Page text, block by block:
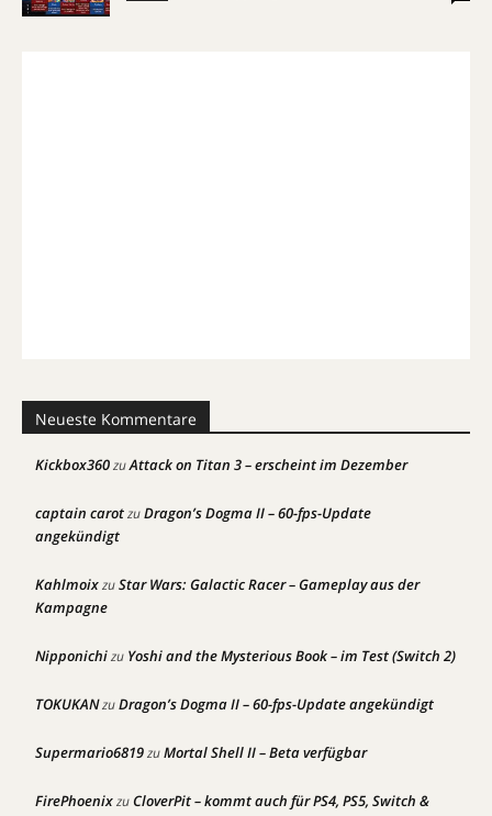
Neueste Kommentare
Kickbox360zuAttack on Titan 3 – erscheint im Dezember
captain carotzuDragon’s Dogma II – 60-fps-Update
angekündigt
KahlmoixzuStar Wars: Galactic Racer – Gameplay aus der
Kampagne
Nipponichizu Yoshi and the Mysterious Book – im Test (Switch 2)
TOKUKANzuDragon’s Dogma II – 60-fps-Update angekündigt
Supermario6819zuMortal Shell II – Beta verfügbar
FirePhoenixzuCloverPit – kommt auch für PS4, PS5, Switch &